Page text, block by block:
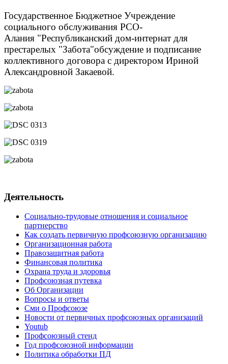
Государственное Бюджетное Учреждение
социального обслуживания РСО-
Алания "Республиканский дом-интернат для
престарелых "Забота"обсуждение и подписание
коллективного договора с директором Ириной
Александровной Закаевой.
Деятельность
Социально-трудовые отношения и социальное
партнерство
Как создать первичную профсоюзную организацию
Организационная работа
Правозащитная работа
Финансовая политика
Охрана труда и здоровья
Профсоюзная путевка
Об Организации
Вопросы и ответы
Сми о Профсоюзе
Новости от первичных профсоюзных организаций
Youtub
Профсоюзный стенд
Год профсоюзной информации
Политика обработки ПД